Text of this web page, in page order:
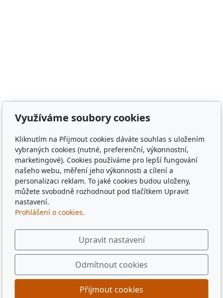
Klatovy, město Příbram, město Sušice, město Plzeň,
tácky, pohádkové tácky, pivní tácky, sběratelské tácky,
sběratelské známky, turistické známky, třídní sraz, sraz
po 10 letech, sraz gymplu, sraz gymnázia, sraz ze
střední, sraz z vysoké, spolužáci, památka,
pamětihodnost, malebná místa, plates, Řím, Paříž,
Rome , Paris, München, Munig, Oktoberfest, Zapft
Využíváme soubory cookies
Kliknutím na Přijmout cookies dáváte souhlas s uložením
vybraných cookies (nutné, preferenční, výkonnostní,
marketingové). Cookies používáme pro lepší fungování
našeho webu, měření jeho výkonnosti a cílení a
personalizaci reklam. To jaké cookies budou uloženy,
můžete svobodně rozhodnout pod tlačítkem Upravit
nastavení.
Prohlášení o cookies.
Upravit nastavení
Odmítnout cookies
Přijmout cookies